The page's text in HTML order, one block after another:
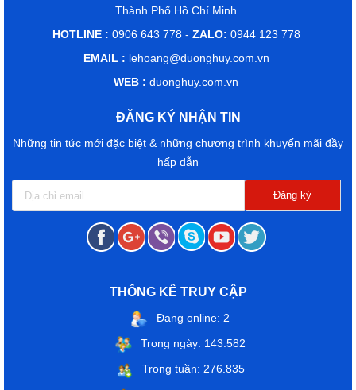
Thành Phố Hồ Chí Minh
HOTLINE : 0906 643 778 - ZALO: 0944 123 778
EMAIL : lehoang@duonghuy.com.vn
WEB :duonghuy.com.vn
ĐĂNG KÝ NHẬN TIN
Những tin tức mới đặc biệt & những chương trình khuyến mãi đầy
hấp dẫn
THỐNG KÊ TRUY CẬP
Đang online: 2
Trong ngày: 143.582
Trong tuần: 276.835